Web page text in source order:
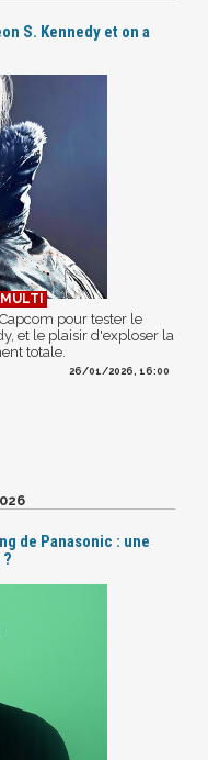
S. Kennedy et on a
pour tester le
et le plaisir d'exploser la
totale.
26/01/2026, 16:00
de Panasonic : une